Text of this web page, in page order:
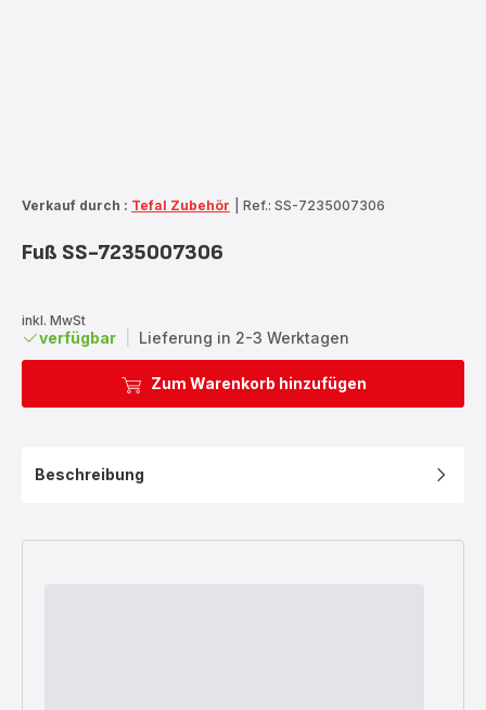
Verkauf durch : Tefal Zubehör Ref.: SS-7235007306
Fuß SS-7235007306
inkl. MwSt
verfügbar Lieferung in 2-3 Werktagen
Zum Warenkorb hinzufügen
Beschreibung